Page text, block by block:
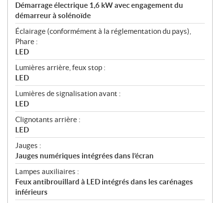
Démarrage électrique 1,6 kW avec engagement du
démarreur à solénoïde
Éclairage (conformément à la réglementation du pays),
Phare :
LED
Lumières arrière, feux stop :
LED
Lumières de signalisation avant :
LED
Clignotants arrière :
LED
Jauges :
Jauges numériques intégrées dans l’écran
Lampes auxiliaires :
Feux antibrouillard à LED intégrés dans les carénages
inférieurs